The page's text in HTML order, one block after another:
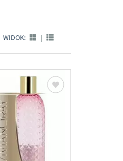
WIDOK: |